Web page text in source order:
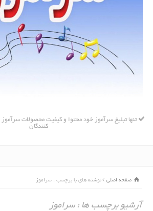
تنها تبلیغ سرآموز خود محتوا و کیفیت محصولات
کنندگان
صفحه اصلی نوشته های با برچسب : سراموز
آرشیو برچسب ها : سراموز